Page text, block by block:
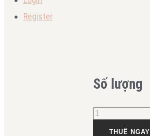
Số lượng
THUÊ NGAY
Register